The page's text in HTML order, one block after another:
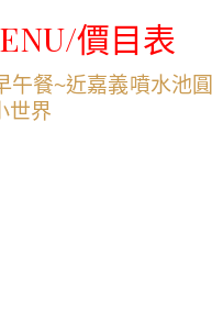
價目表